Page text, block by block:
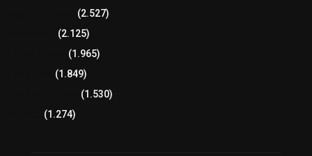
(2.527)
(2.125)
(1.965)
(1.849)
(1.530)
(1.274)